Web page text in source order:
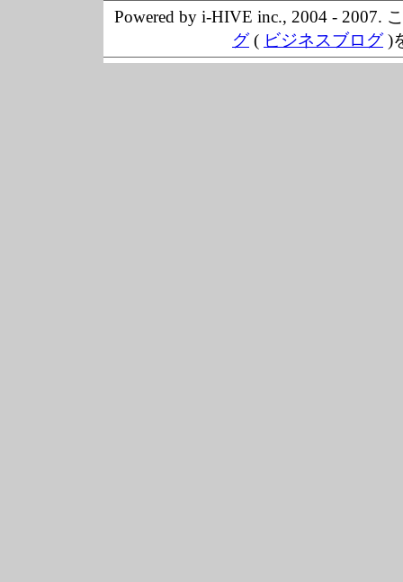
Powered by i-HIVE inc., 2004 - 2007.
グ( ビジネスブログ)